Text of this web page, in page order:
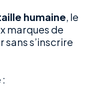
humaine, le
marques de
s’inscrire